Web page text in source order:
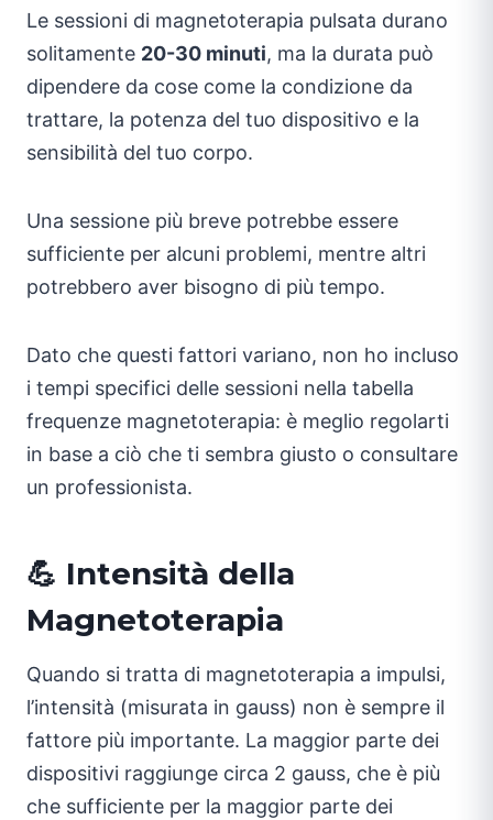
Le sessioni di magnetoterapia pulsata durano
solitamente 20-30 minuti, ma la durata può
dipendere da cose come la condizione da
trattare, la potenza del tuo dispositivo e la
sensibilità del tuo corpo.
Una sessione più breve potrebbe essere
sufficiente per alcuni problemi, mentre altri
potrebbero aver bisogno di più tempo.
Dato che questi fattori variano, non ho incluso
i tempi specifici delle sessioni nella tabella
frequenze magnetoterapia: è meglio regolarti
in base a ciò che ti sembra giusto o consultare
un professionista.
💪 Intensità della
Magnetoterapia
Quando si tratta di magnetoterapia a impulsi,
l’intensità (misurata in gauss) non è sempre il
fattore più importante. La maggior parte dei
dispositivi raggiunge circa 2 gauss, che è più
che sufficiente per la maggior parte dei